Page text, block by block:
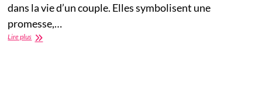
dans la vie d’un couple. Elles symbolisent une
promesse,…
Lire plusCélébrer